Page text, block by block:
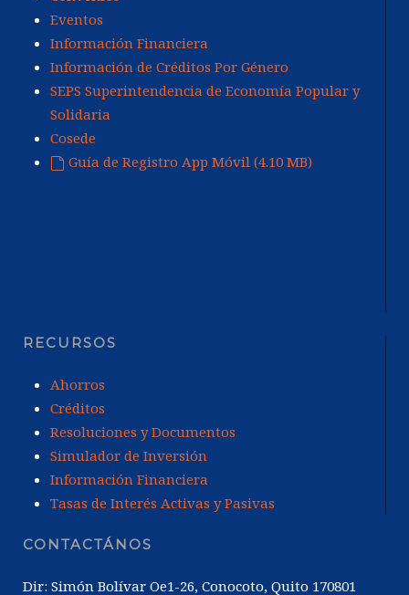
Eventos
Información Financiera
Información de Créditos Por Género
SEPS Superintendencia de Economía Popular y
Solidaria
Cosede
Guía de Registro App Móvil (4.10 MB)
RECURSOS
Ahorros
Créditos
Resoluciones y Documentos
Simulador de Inversión
Información Financiera
Tasas de Interés Activas y Pasivas
CONTACTÁNOS
Dir: Simón Bolívar Oe1-26, Conocoto, Quito 170801